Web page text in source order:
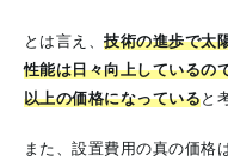
とは言え、技術の進歩で太
性能は日々向上しているの
以上の価格になっていると
また、設置費用の真の価格